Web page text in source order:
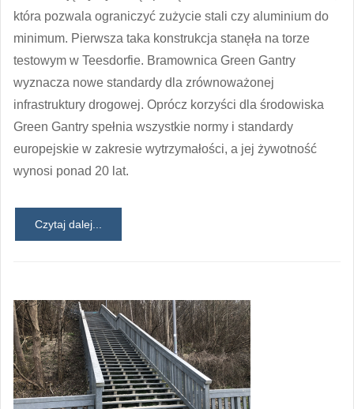
która pozwala ograniczyć zużycie stali czy aluminium do
minimum. Pierwsza taka konstrukcja stanęła na torze
testowym w Teesdorfie. Bramownica Green Gantry
wyznacza nowe standardy dla zrównoważonej
infrastruktury drogowej. Oprócz korzyści dla środowiska
Green Gantry spełnia wszystkie normy i standardy
europejskie w zakresie wytrzymałości, a jej żywotność
wynosi ponad 20 lat.
Czytaj dalej...